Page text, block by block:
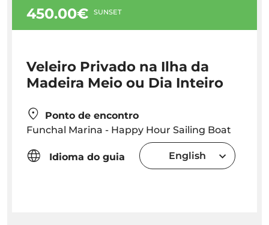
450.00€ SUNSET
Veleiro Privado na Ilha da
Madeira Meio ou Dia Inteiro
Ponto de encontro
Funchal Marina - Happy Hour Sailing Boat
Idioma do guia English